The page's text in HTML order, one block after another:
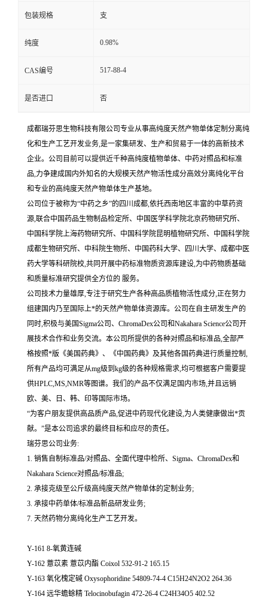
包装规格 支
纯度 0.98%
CAS编号 517-88-4
是否进口 否
成都瑞芬思生物科技有限公司专业从事高纯度天然产物单体定制分离纯
化和生产工艺开发业务,是一家集研发、生产和贸易于一体的高新技术
企业。公司目前可以提供近千种高纯度植物单体、中药对照品和标准
品,力争建成国内外知名的大规模天然产物活性成分高效分离纯化平台
和专业的高纯度天然产物单体生产基地。
公司位于被称为“中药之乡”的四川成都,依托西南地区丰富的中草药资
源,联合中国药品生物制品检定所、中国医学科学院北京药物研究所、
中国科学院上海药物研究所、中国科学院昆明植物研究所、中国科学院
成都生物研究所、中科院生物所、中国药科大学、四川大学、成都中医
药大学等科研院校,共同开展中药标准物质资源库建设,为中药物质基础
和质量标准研究提供全方位的 服务。
公司技术力量雄厚,专注于研究生产各种高品质植物活性成分,正在努力
组建国内乃至国际上*的天然产物单体资源库。公司在自主研发生产的
同时,积极与美国Sigma公司、ChromaDex公司和Nakahara Science公司开
展技术合作和业务交流。本公司所提供的各种对照品和标准品,全部严
格按照*版《美国药典》、《中国药典》及其他各国药典进行质量控制,
所有产品均可满足从mg级到kg级的各种规格需求,均可根据客户需要提
供HPLC,MS,NMR等图谱。我们的产品不仅满足国内市场,并且远销
欧、美、日、韩、印等国际市场。
“为客户朋友提供高品质产品,促进中药现代化建设,为人类健康做出*贡
献。”是本公司追求的最终目标和应尽的责任。
瑞芬思公司业务:
1. 销售自制标准品/对照品、全面代理中检所、Sigma、ChromaDex和
Nakahara Science对照品/标准品;
2. 承接克级至公斤级高纯度天然产物单体的定制业务;
3. 承接中药单体/标准品新品研发业务;
7. 天然药物分离纯化生产工艺开发。
Y-161 8-氧黄连碱
Y-162 薏苡素 薏苡内酯 Coixol 532-91-2 165.15
Y-163 氧化槐定碱 Oxysophoridine 54809-74-4 C15H24N2O2 264.36
Y-164 远华蟾蜍精 Telocinobufagin 472-26-4 C24H34O5 402.52